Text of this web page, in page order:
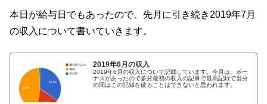
本日が給与日でもあったので、先月に引き続き2019年7月
の収入について書いていきます。
2019年6月の収入
2019年6月の収入について記載しています。今月は、ボー
ナスがあったので多分最初の収入の記事で最高記録で当分
の間はこの記録を破ることはできないと思われます。